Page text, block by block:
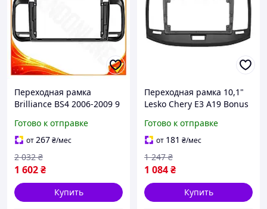
Переходная рамка
Brilliance BS4 2006-2009 9
магнитолы рамка для
авто магнитолы TR-44
Готово к отправке
от267₴/мес
1 602₴
2 032 ₴
Купить
Переходная рамка 10,1"
Lesko Chery E3 A19 Bonus
магнитолы 10шт
Готово к отправке
от 181 ₴/мес
1 084₴
1 247 ₴
Купить